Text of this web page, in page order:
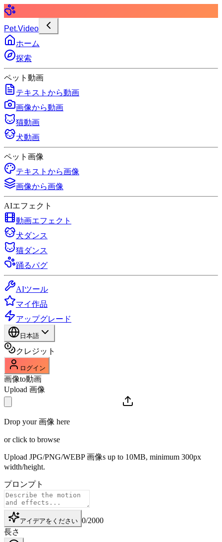
Pet.Video
ホーム
探索
ペット動画
テキストから動画
画像から動画
猫動画
犬動画
ペット画像
テキストから画像
画像から画像
AIエフェクト
動画エフェクト
犬ダンス
猫ダンス
踊るパグ
AIツール
マイ作品
アップグレード
日本語
クレジット
ログイン
画像to動画
Upload 画像
Drop your 画像 here
or click to browse
Upload JPG/PNG/WEBP 画像s up to 10MB, minimum 300px
width/height.
プロンプト
アイデアをください 0/2000
長さ